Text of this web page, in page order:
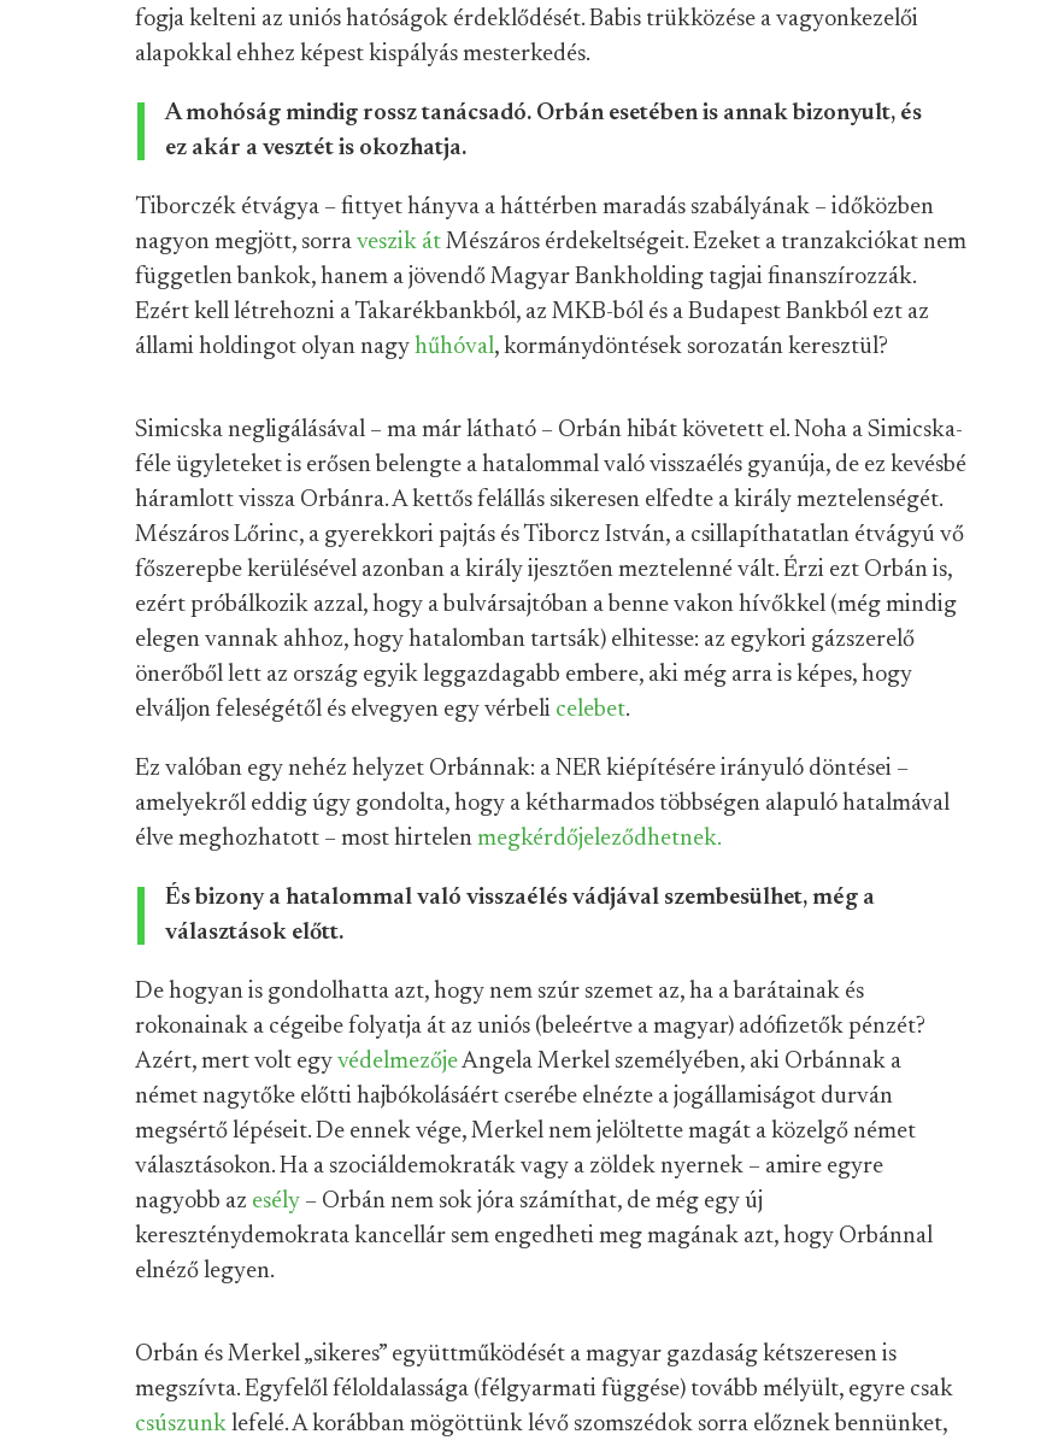
fogja kelteni az uniós hatóságok érdeklődését. Babis trükközése a vagyonkezelői
alapokkal ehhez képest kispályás mesterkedés.
A mohóság mindig rossz tanácsadó. Orbán esetében is annak bizonyult, és
ez akár a vesztét is okozhatja.
Tiborczék étvágya – fittyet hányva a háttérben maradás szabályának – időközben
nagyon megjött, sorra veszik át Mészáros érdekeltségeit. Ezeket a tranzakciókat nem
független bankok, hanem a jövendő Magyar Bankholding tagjai finanszírozzák.
Ezért kell létrehozni a Takarékbankból, az MKB-ból és a Budapest Bankból ezt az
állami holdingot olyan nagy hűhóval, kormánydöntések sorozatán keresztül?
Simicska negligálásával – ma már látható – Orbán hibát követett el. Noha a Simicska-
féle ügyleteket is erősen belengte a hatalommal való visszaélés gyanúja, de ez kevésbé
háramlott vissza Orbánra. A kettős felállás sikeresen elfedte a király meztelenségét.
Mészáros Lőrinc, a gyerekkori pajtás és Tiborcz István, a csillapíthatatlan étvágyú vő
főszerepbe kerülésével azonban a király ijesztően meztelenné vált. Érzi ezt Orbán is,
ezért próbálkozik azzal, hogy a bulvársajtóban a benne vakon hívőkkel (még mindig
elegen vannak ahhoz, hogy hatalomban tartsák) elhitesse: az egykori gázszerelő
önerőből lett az ország egyik leggazdagabb embere, aki még arra is képes, hogy
elváljon feleségétől és elvegyen egy vérbeli celebet.
Ez valóban egy nehéz helyzet Orbánnak: a NER kiépítésére irányuló döntései –
amelyekről eddig úgy gondolta, hogy a kétharmados többségen alapuló hatalmával
élve meghozhatott – most hirtelen megkérdőjeleződhetnek.
És bizony a hatalommal való visszaélés vádjával szembesülhet, még a
választások előtt.
De hogyan is gondolhatta azt, hogy nem szúr szemet az, ha a barátainak és
rokonainak a cégeibe folyatja át az uniós (beleértve a magyar) adófizetők pénzét?
Azért, mert volt egy védelmezőjeAngela Merkel személyében, aki Orbánnak a
német nagytőke előtti hajbókolásáért cserébe elnézte a jogállamiságot durván
megsértő lépéseit. De ennek vége, Merkel nem jelöltette magát a közelgő német
választásokon. Ha a szociáldemokraták vagy a zöldek nyernek – amire egyre
nagyobb az esély – Orbán nem sok jóra számíthat, de még egy új
kereszténydemokrata kancellár sem engedheti meg magának azt, hogy Orbánnal
elnéző legyen.
Orbán és Merkel „sikeres” együttműködését a magyar gazdaság kétszeresen is
megszívta. Egyfelől féloldalassága (félgyarmati függése) tovább mélyült, egyre csak
csúszunk lefelé. A korábban mögöttünk lévő szomszédok sorra előznek bennünket,